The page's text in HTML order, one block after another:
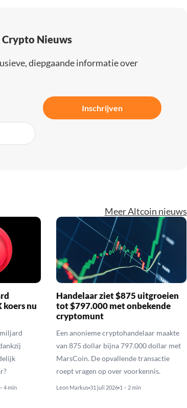
Crypto Nieuws
diepgaande informatie over
Inschrijven
Meer Altcoin nieuws
koers nu
4 min
Handelaar ziet $875 uitgroeien
tot $797.000 met onbekende
cryptomunt
Een anonieme cryptohandelaar maakte
van 875 dollar bijna 797.000 dollar met
MarsCoin. De opvallende transactie
roept vragen op over voorkennis.
Leon Markus 31 juli 2026 1 – 2 min